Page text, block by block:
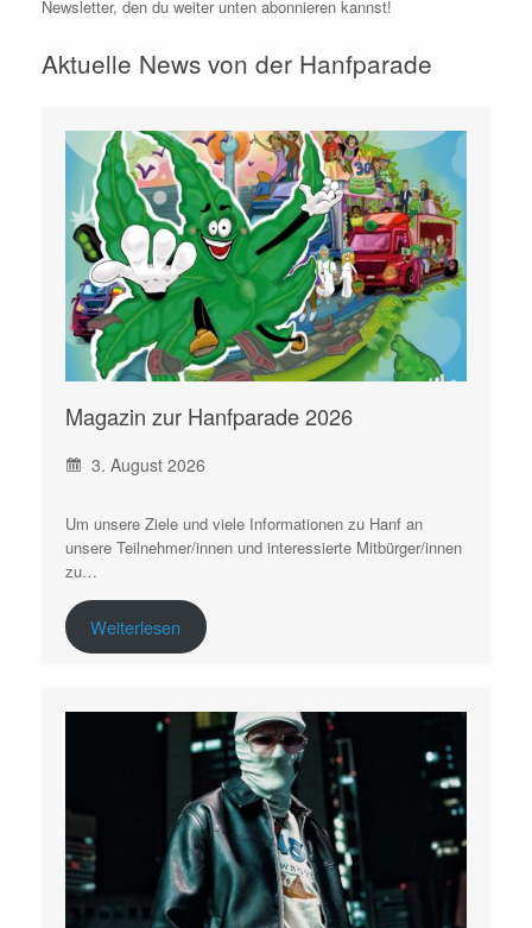
Newsletter, den du weiter unten abonnieren kannst!
Aktuelle News von der Hanfparade
Magazin zur Hanfparade 2026
3. August 2026
Um unsere Ziele und viele Informationen zu Hanf an
unsere Teilnehmer/innen und interessierte Mitbürger/innen
zu…
Weiterlesen